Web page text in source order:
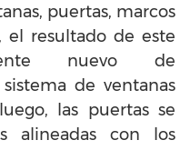
puertas, marcos
el resultado de este
nuevo de
de ventanas
las puertas se
alineadas con los